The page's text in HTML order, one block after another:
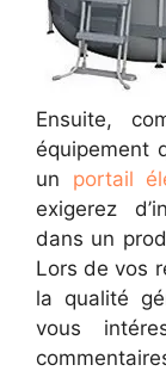
Ensuite,
équipement
un portail
exigerez
dans un
Lors de vos
la qualité
vous